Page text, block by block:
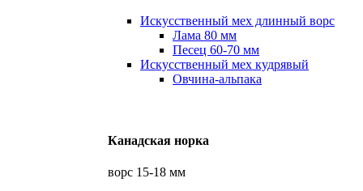
Искусственный мех длинный ворс
Лама 80 мм
Песец 60-70 мм
Искусственный мех кудрявый
Овчина-альпака
Канадская норка
ворс 15-18 мм